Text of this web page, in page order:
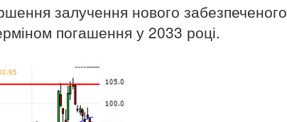
залучення нового забезпеченого
погашення у 2033 році.